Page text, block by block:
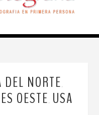
DEL NORTE
OESTE USA